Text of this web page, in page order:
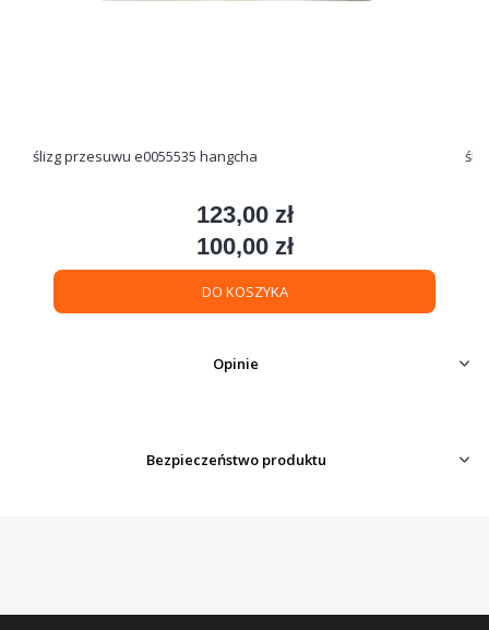
ślizg przesuwu e0055535 hangcha
Cena
123,00 zł
Cena
100,00 zł
DO KOSZYKA
Opinie
Bezpieczeństwo produktu